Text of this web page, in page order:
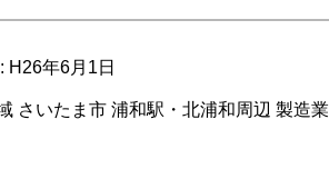
H26年6月1日
さいたま市 浦和駅・北浦和周辺 製造業